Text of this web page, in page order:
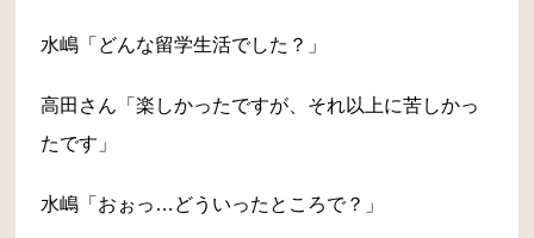
水嶋「どんな留学生活でした？」
高田さん「楽しかったですが、それ以上に苦しかっ
たです」
水嶋「おぉっ…どういったところで？」